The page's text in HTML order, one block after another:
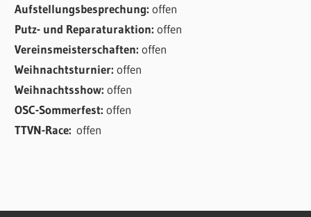
Aufstellungsbesprechung:offen
Putz- und Reparaturaktion:offen
Vereinsmeisterschaften:offen
Weihnachtsturnier:offen
Weihnachtsshow:offen
OSC-Sommerfest:offen
TTVN-Race:offen